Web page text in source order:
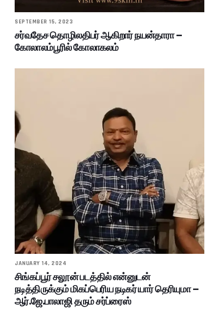
SEPTEMBER 15, 2023
சர்வதேச தொழிலதிபர் ஆகிறார் நயன்தாரா –
கோலாலம்பூரில் கோலாகலம்
JANUARY 14, 2024
சிங்கப்பூர் சலூன் படத்தில் என்னுடன்
நடித்திருக்கும் மிகப்பெரிய நடிகர் யார் தெரியுமா –
ஆர்.ஜே.பாலாஜி தரும் சர்ப்ரைஸ்